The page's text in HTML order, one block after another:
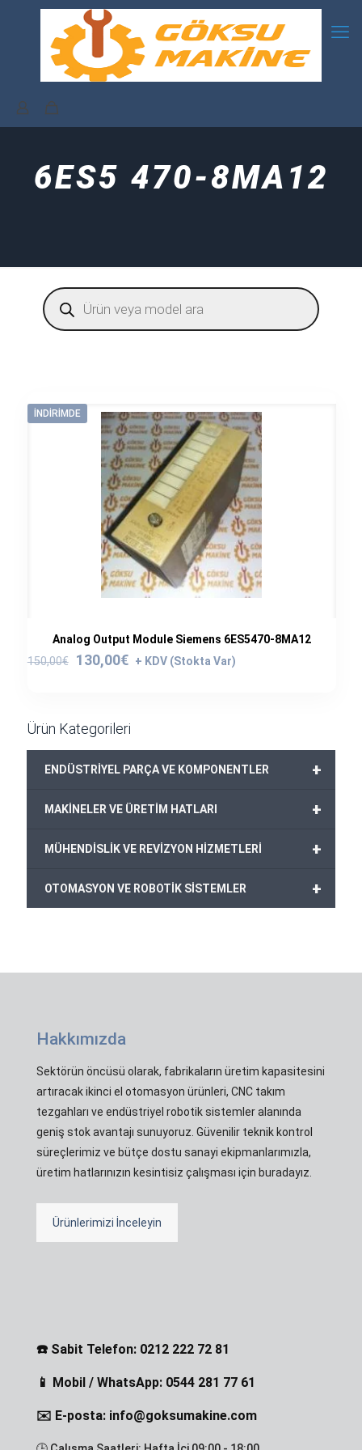
6ES5 470-8MA12
Products
search
İNDIRIMDE
Analog Output Module Siemens 6ES5470-8MA12
150,00€
Orijinal
130,00€
Şu
Ürün Kategorileri
+
ENDÜSTRİYEL PARÇA VE KOMPONENTLER
+
MAKİNELER VE ÜRETİM HATLARI
+
MÜHENDİSLİK VE REVİZYON HİZMETLERİ
+
OTOMASYON VE ROBOTİK SİSTEMLER
Hakkımızda
Sektörün öncüsü olarak, fabrikaların üretim kapasitesini
artıracak ikinci el otomasyon ürünleri, CNC takım
tezgahları ve endüstriyel robotik sistemler alanında
geniş stok avantajı sunuyoruz. Güvenilir teknik kontrol
süreçlerimiz ve bütçe dostu sanayi ekipmanlarımızla,
üretim hatlarınızın kesintisiz çalışması için buradayız.
Ürünlerimizi İnceleyin
☎️ Sabit Telefon: 0212 222 72 81
📱 Mobil / WhatsApp: 0544 281 77 61
✉️ E-posta: info@goksumakine.com